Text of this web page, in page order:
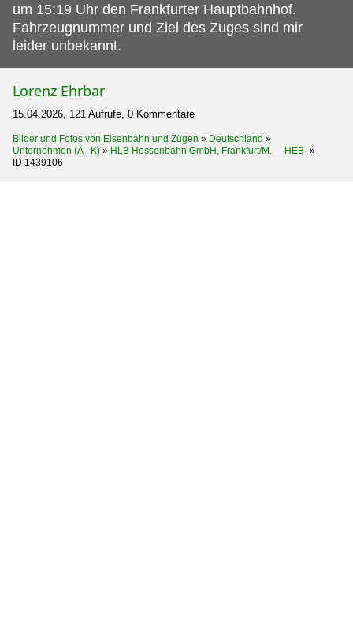
um 15:19 Uhr den Frankfurter Hauptbahnhof.
Fahrzeugnummer und Ziel des Zuges sind mir
leider unbekannt.
Lorenz Ehrbar
15.04.2026, 121 Aufrufe, 0 Kommentare
Bilder und Fotos von Eisenbahn und Zügen » Deutschland »
Unternehmen (A - K) » HLB Hessenbahn GmbH, Frankfurt/M. ·HEB· »
ID 1439106